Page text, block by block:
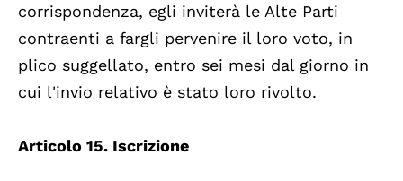
corrispondenza, egli inviterà le Alte Parti
contraenti a fargli pervenire il loro voto, in
plico suggellato, entro sei mesi dal giorno in
cui l'invio relativo è stato loro rivolto.
Articolo 15. Iscrizione